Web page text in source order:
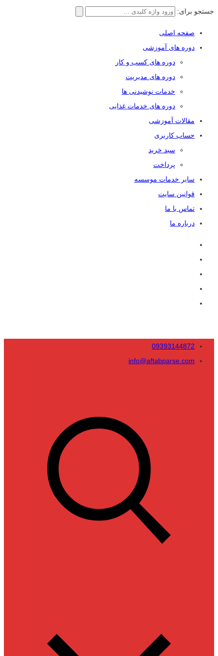
جستجو برای:
صفحه اصلی
دوره های آموزشی
دوره های کسب و کار
دوره های مدیریت
خدمات نوشیدنی ها
دوره های خدمات غذایی
مقالات آموزشی
حساب کاربری
سبد خرید
پرداخت
سایر خدمات موسسه
قوانین سایت
تماس با ما
درباره ما
09393144872
info@aftabparse.com